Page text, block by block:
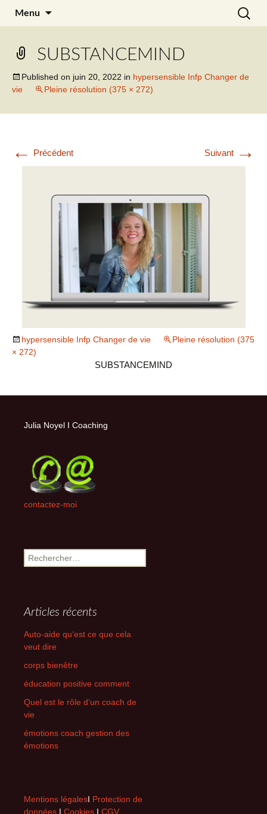
Julia Noyel
Menu
SUBSTANCEMIND
Published on juin 20, 2022 in hypersensible Infp Changer de
vie
Pleine résolution (375 × 272)
← Précédent Suivant →
hypersensible Infp Changer de vie
Pleine résolution (375
× 272)
SUBSTANCEMIND
Julia Noyel I Coaching
contactez-moi
Rechercher :
Articles récents
Auto-aide qu‘est ce que cela
veut dire
corps bienêtre
éducation positive comment
Quel est le rôle d’un coach de
vie
émotions coach gestion des
émotions
Mentions légalesI Protection de
données I Cookies I CGV